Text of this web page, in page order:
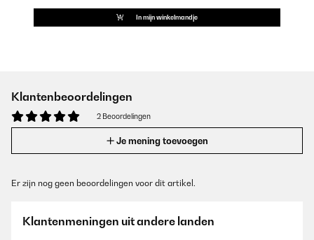
In mijn winkelmandje
Klantenbeoordelingen
2 Beoordelingen
Je mening toevoegen
Er zijn nog geen beoordelingen voor dit artikel.
Klantenmeningen uit andere landen